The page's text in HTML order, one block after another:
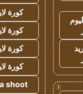
!
كورة
كورة
كورة
كورة
shoot